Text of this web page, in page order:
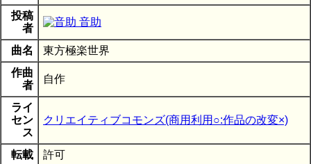
投稿
者
音助
曲名
東方極楽世界
作曲
者
自作
ライ
セン
ス
クリエイティブコモンズ(商用利用○:作品の改変×)
転載
許可